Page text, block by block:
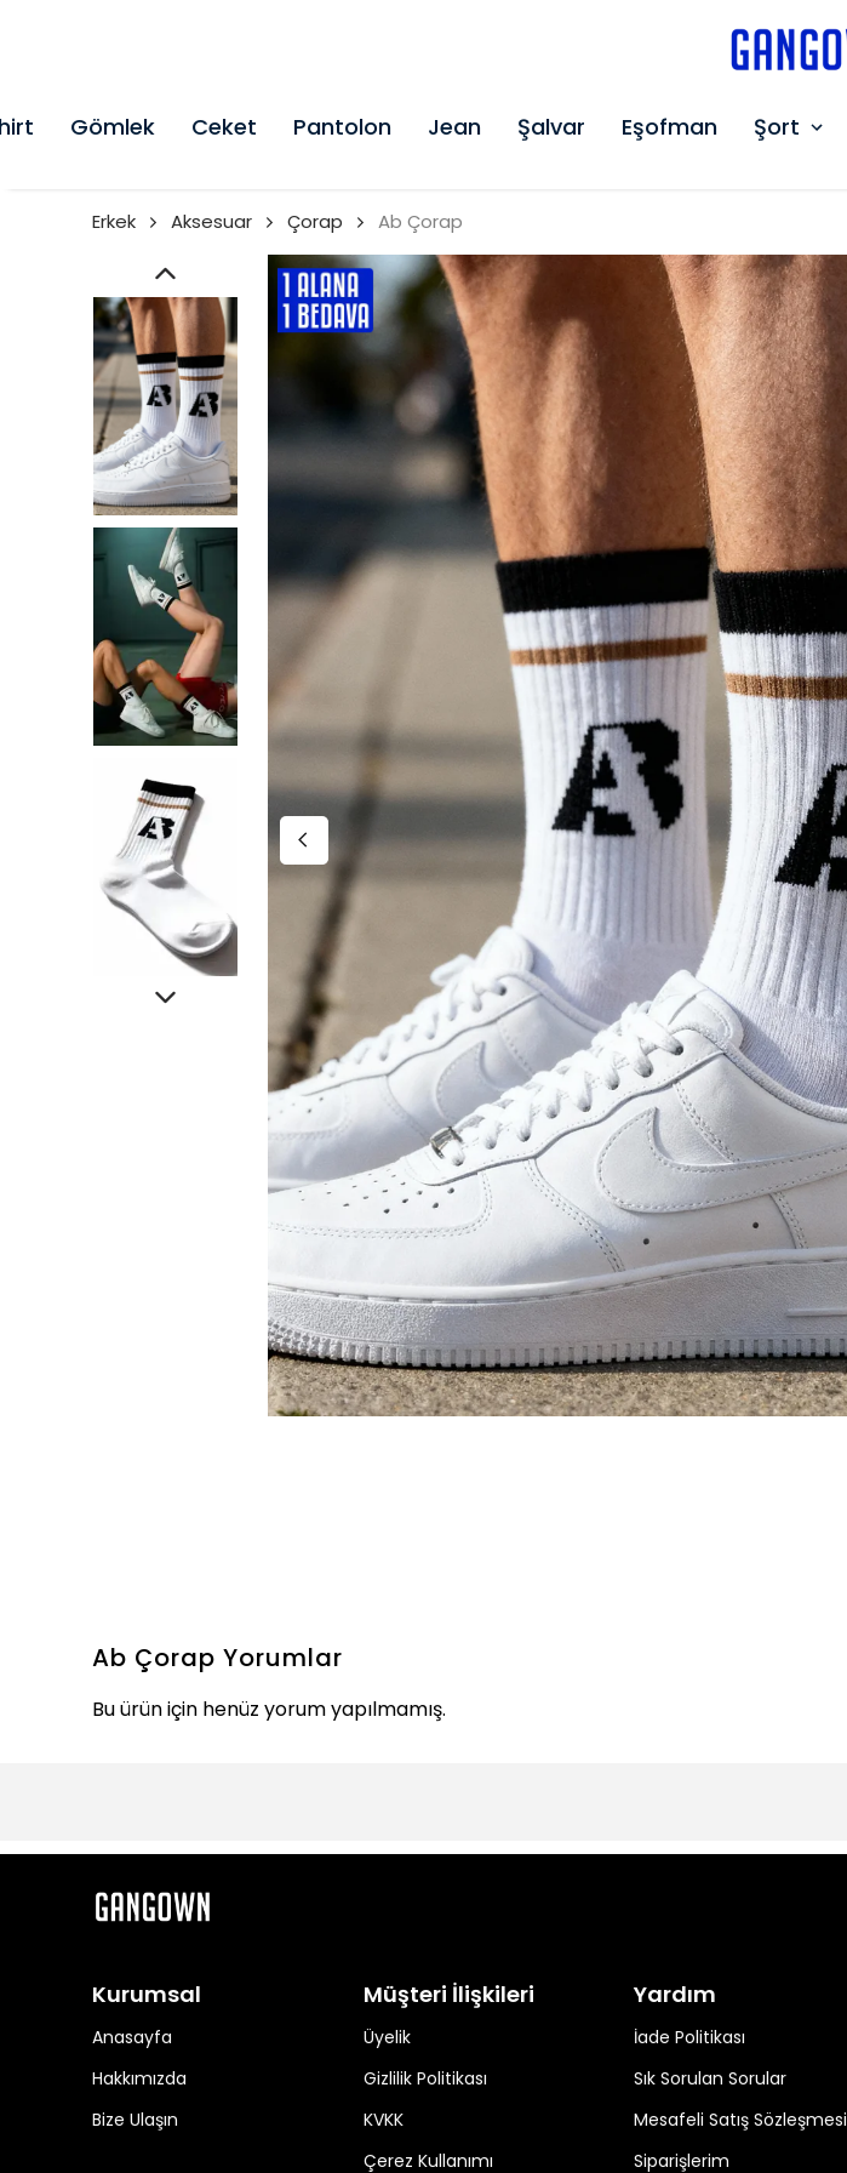
Gömlek Ceket Pantolon Jean Şalvar Eşofman Şort
Erkek Aksesuar Çorap Ab Çorap
Ab Çorap Yorumlar
Bu ürün için henüz yorum yapılmamış.
Kurumsal
Anasayfa
Hakkımızda
Bize Ulaşın
Müşteri İlişkileri
Üyelik
Gizlilik Politikası
KVKK
Çerez Kullanımı
Yardım
İade Politikası
Sık Sorulan Sorular
Mesafeli Satış Sözleşmesi
Siparişlerim